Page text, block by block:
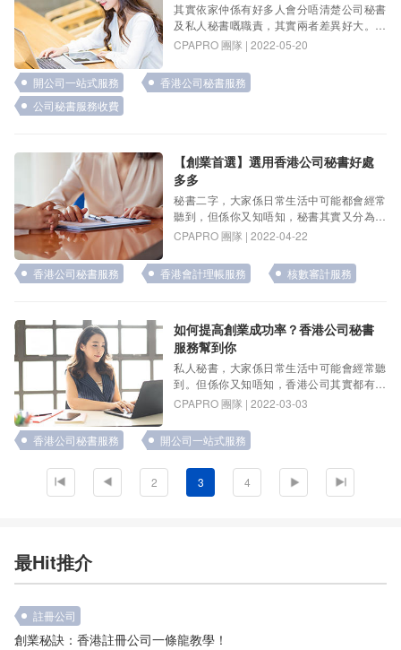
其實依家仲係有好多人會分唔清楚公司秘書
及私人秘書嘅職責，其實兩者差異好大。私
人秘書係屬於個人性質，直接隸屬於老 …
CPAPRO 團隊 | 2022-05-20
開公司一站式服務
香港公司秘書服務
公司秘書服務收費
【創業首選】選用香港公司秘書好處
多多
秘書二字，大家係日常生活中可能都會經常
聽到，但係你又知唔知，秘書其實又分為私
人秘書同公司秘書。公司秘書係由董事 …
CPAPRO 團隊 | 2022-04-22
香港公司秘書服務 香港會計理帳服務 核數審計服務
如何提高創業成功率？香港公司秘書
服務幫到你
私人秘書，大家係日常生活中可能會經常聽
到。但係你又知唔知，香港公司其實都有一
個職位係公司秘書(Company …
CPAPRO 團隊 | 2022-03-03
香港公司秘書服務 開公司一站式服務
2 3 4
最Hit推介
註冊公司
創業秘訣：香港註冊公司一條龍教學！